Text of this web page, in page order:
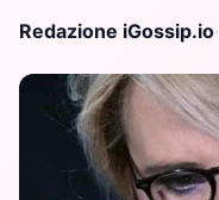
Redazione iGossip.io·